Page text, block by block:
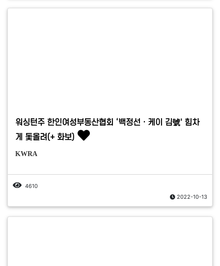
워싱턴주 한인여성부동산협회 ‘백정선ㆍ케이 김號' 힘차
게 돛올려(+ 화보)
KWRA
4610
2022-10-13